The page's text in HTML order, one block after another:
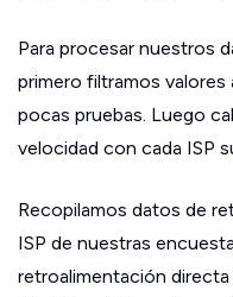
Para procesar nuestros
primero filtramos
pocas pruebas. Luego
velocidad con cada ISP
Recopilamos datos de
ISP de nuestras
retroalimentación